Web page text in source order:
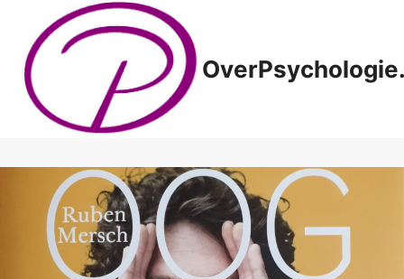
Doorgaan
inhoud